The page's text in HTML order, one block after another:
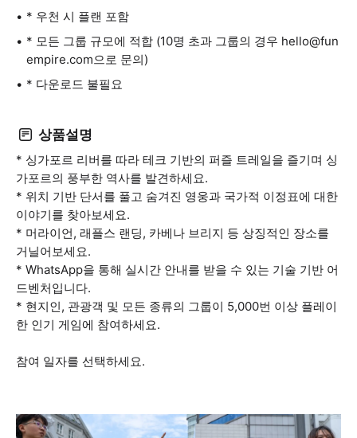
* 우천 시 플랜 포함
* 모든 그룹 규모에 적합 (10명 초과 그룹의 경우 hello@fun
empire.com으로 문의)
* 다운로드 불필요
상품설명
* 싱가포르 리버를 따라 테크 기반의 퍼즐 트레일을 즐기며 싱
가포르의 풍부한 역사를 발견하세요.
* 위치 기반 단서를 풀고 숨겨진 영웅과 국가적 이정표에 대한
이야기를 찾아보세요.
* 머라이언, 래플스 랜딩, 카베나 브리지 등 상징적인 장소를
거닐어보세요.
* WhatsApp을 통해 실시간 안내를 받을 수 있는 기술 기반 어
드벤처입니다.
* 현지인, 관광객 및 모든 종류의 그룹이 5,000번 이상 플레이
한 인기 게임에 참여하세요.
참여 일자를 선택하세요.